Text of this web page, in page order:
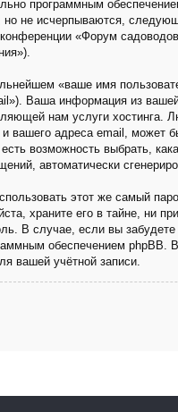
программным
не исчерпываются,
«Форум
«ваше имя
Ваша информация из
нам услуги хостинга.
адреса email, может
возможность выбрать,
автоматически
этот же самый
храните его в тайне, ни
В случае, если вы
обеспечением
вашей учётной записи.